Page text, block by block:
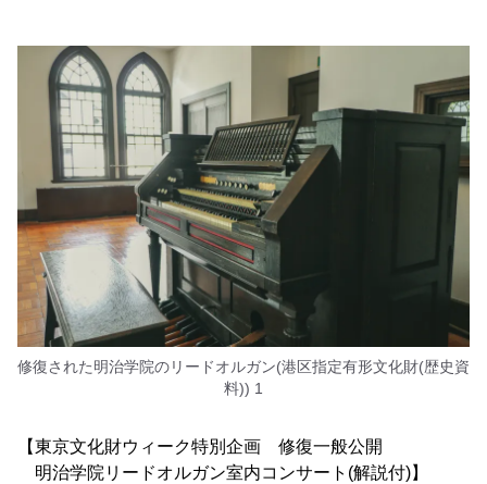
修復された明治学院のリードオルガン(港区指定有形文化財(歴史資
料)) 1
【東京文化財ウィーク特別企画 修復一般公開
明治学院リードオルガン室内コンサート(解説付)】